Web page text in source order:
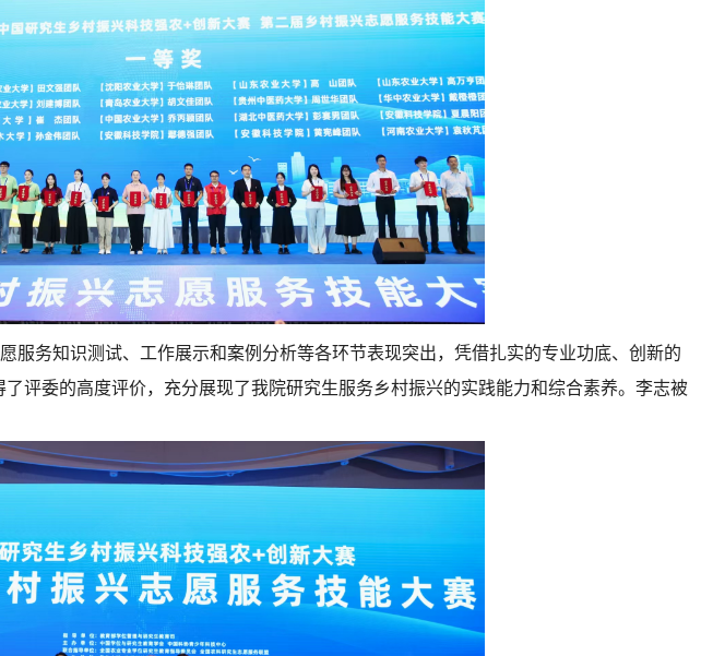
务知识测试、工作展示和案例分析等各环节表现突出，凭借扎实的专业功底、创新的
评委的高度评价，充分展现了我院研究生服务乡村振兴的实践能力和综合素养。李志被